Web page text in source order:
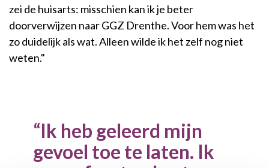
zei de huisarts: misschien kan ik je beter
doorverwijzen naar GGZ Drenthe. Voor hem was het
zo duidelijk als wat. Alleen wilde ik het zelf nog niet
weten."
Ik heb geleerd mijn
gevoel toe te laten. Ik